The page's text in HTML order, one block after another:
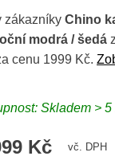
zákazníky Chino
modrá / šedá
cenu 1999 Kč.
Skladem > 5
Kč vč. DPH